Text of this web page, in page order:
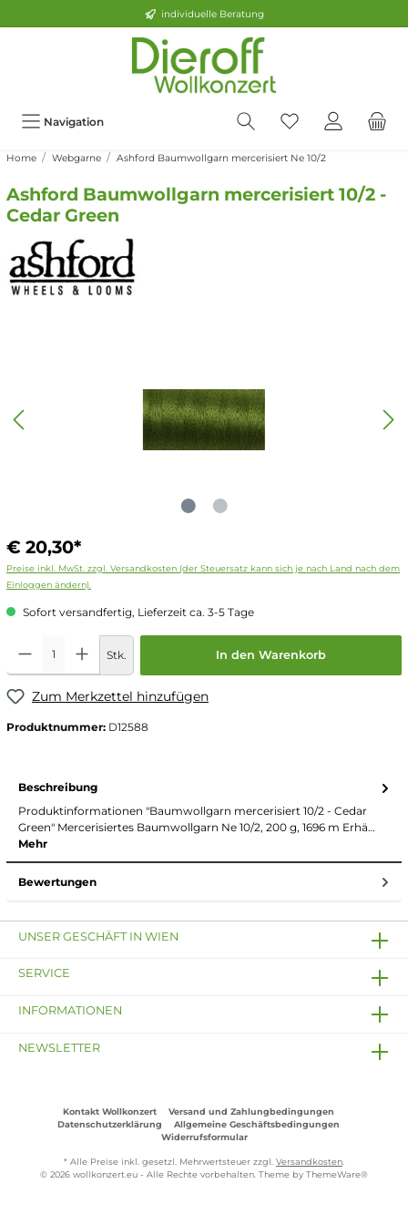
individuelle Beratung
Navigation
Home Webgarne Ashford Baumwollgarn mercerisiert Ne 10/2
Ashford Baumwollgarn mercerisiert 10/2 -
Cedar Green
€ 20,30*
Preise inkl. MwSt. zzgl. Versandkosten (der Steuersatz kann sich je nach Land nach dem
Einloggen ändern).
Sofort versandfertig, Lieferzeit ca. 3-5 Tage
Stk. In den Warenkorb
Zum Merkzettel hinzufügen
Produktnummer: D12588
Beschreibung
Produktinformationen "Baumwollgarn mercerisiert 10/2 - Cedar
Green" Mercerisiertes Baumwollgarn Ne 10/2, 200 g, 1696 m Erhä…
Mehr
Bewertungen
UNSER GESCHÄFT IN WIEN
SERVICE
INFORMATIONEN
NEWSLETTER
Kontakt Wollkonzert
Versand und Zahlungbedingungen
Datenschutzerklärung
Allgemeine Geschäftsbedingungen
Widerrufsformular
* Alle Preise inkl. gesetzl. Mehrwertsteuer zzgl. Versandkosten
© 2026 wollkonzert.eu - Alle Rechte vorbehalten. Theme by ThemeWare®